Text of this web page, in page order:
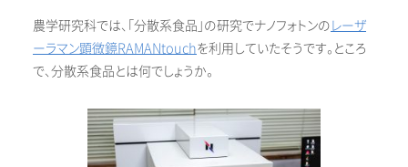
農学研究科では、「分散系食品」の研究でナノフォトンのレーザ
ーラマン顕微鏡RAMANtouchを利用していたそうです。ところ
で、分散系食品とは何でしょうか。